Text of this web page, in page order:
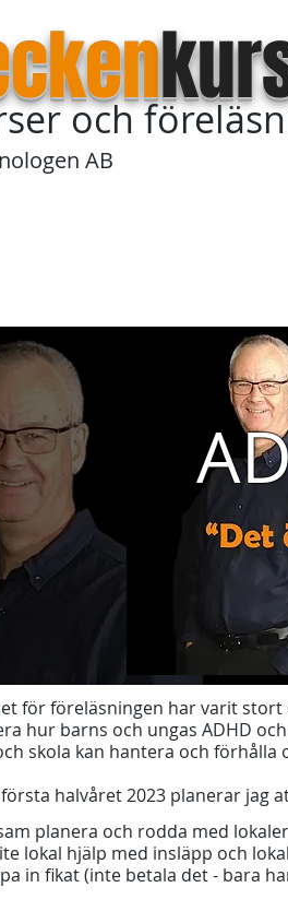
och
AB
för föreläsningen har varit
hur barns och ungas ADHD
skola kan hantera och
halvåret 2023 planerar jag
planera och rodda med
lokal hjälp med insläpp och
in fikat (inte betala det - bara